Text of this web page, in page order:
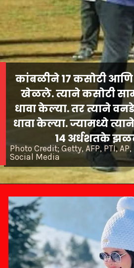
Photo Credit; Getty, AFP, PTI, AP,
Social Media
कांबळीने 17 कसोटी
खेळले. त्याने कसोटी
धावा केल्या. तर त्याने
धावा केल्या. ज्यामध्ये
14 अर्धशतके